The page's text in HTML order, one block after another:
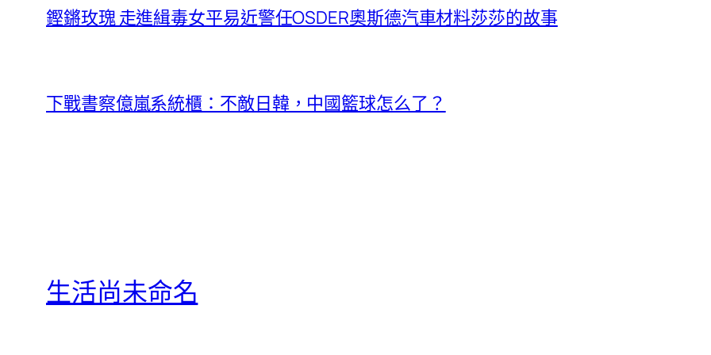
鏗鏘玫瑰 走進緝毒女平易近警任OSDER奧斯德汽車材料莎莎的故事
下戰書察億嵐系統櫃：不敵日韓，中國籃球怎么了？
生活尚未命名